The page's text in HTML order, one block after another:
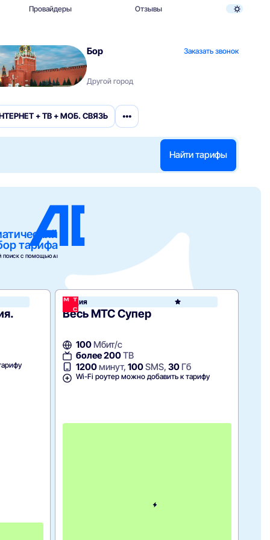
Провайдеры Отзывы
Бор Заказать звонок
Другой город
+ ТВ + МОБ. СВЯЗЬ •••
Найти тарифы
тарифа
ПОИСК С ПОМОЩЬЮ AI
Ростелеком
Акция
Весь МТС Супер
100 Мбит/с
более 200ТВ
1200минут,100SMS,30 Гб
Wi-Fi роутер можно добавить к тарифу